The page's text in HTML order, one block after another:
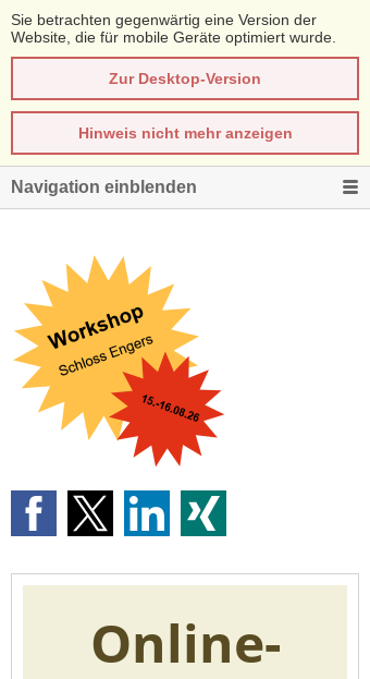
Sie betrachten gegenwärtig eine Version der
Website, die für mobile Geräte optimiert wurde.
Zur Desktop-Version
Hinweis nicht mehr anzeigen
Navigation einblenden
Online-